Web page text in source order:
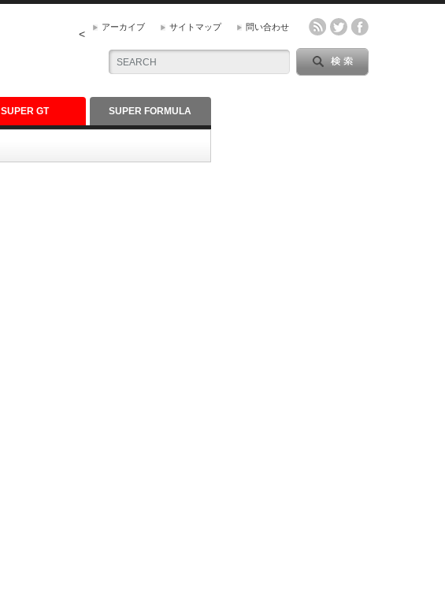
アーカイブ サイトマップ 問い合わせ
<
SUPER GT SUPER FORMULA